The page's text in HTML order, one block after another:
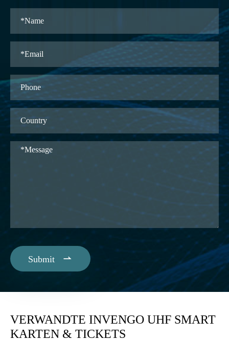
Submit 
VERWANDTE INVENGO UHF SMART
KARTEN & TICKETS